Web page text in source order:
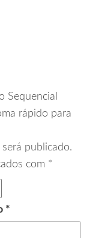
Sequencial
rápido para
publicado.
com *
*